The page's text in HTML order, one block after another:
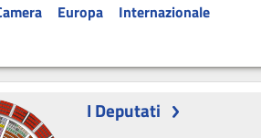
Europa
Internazionale
I Deputati